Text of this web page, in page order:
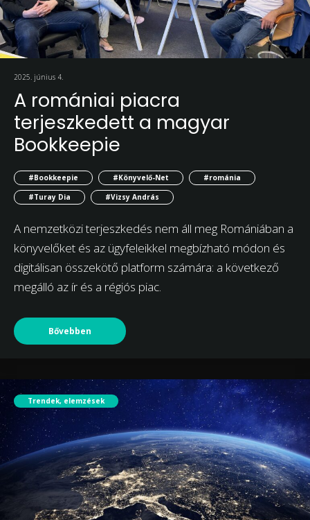
2025. június 4.
A romániai piacra
terjeszkedett a magyar
Bookkeepie
#Bookkeepie #Könyvelő-Net
#románia
#Turay Dia
#Vizsy András
A nemzetközi terjeszkedés nem áll meg Romániában a
könyvelőket és az ügyfeleikkel megbízható módon és
digitálisan összekötő platform számára: a következő
megálló az ír és a régiós piac.
Bővebben
Trendek, elemzések